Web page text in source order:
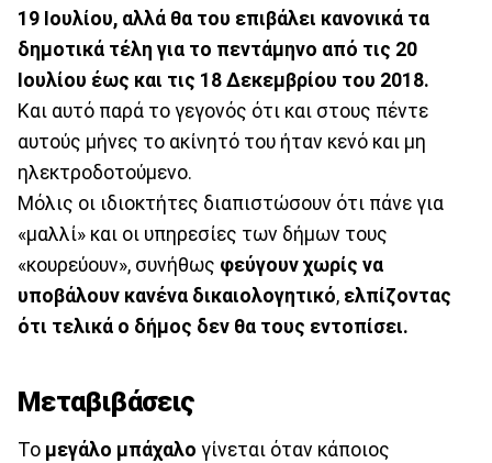
19 Ιουλίου, αλλά θα του επιβάλει κανονικά τα
δημοτικά τέλη για το πεντάμηνο από τις 20
Ιουλίου έως και τις 18 Δεκεμβρίου του 2018.
Και αυτό παρά το γεγονός ότι και στους πέντε
αυτούς μήνες το ακίνητό του ήταν κενό και μη
ηλεκτροδοτούμενο.
Μόλις οι ιδιοκτήτες διαπιστώσουν ότι πάνε για
«μαλλί» και οι υπηρεσίες των δήμων τους
«κουρεύουν», συνήθως φεύγουν χωρίς να
υποβάλουν κανένα δικαιολογητικό, ελπίζοντας
ότι τελικά ο δήμος δεν θα τους εντοπίσει.
Μεταβιβάσεις
Το μεγάλο μπάχαλο γίνεται όταν κάποιος